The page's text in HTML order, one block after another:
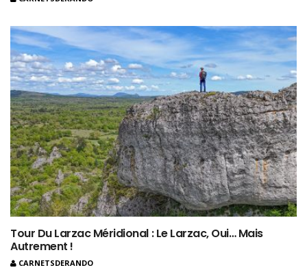
Tour Du Larzac Méridional : Le Larzac, Oui… Mais
Autrement !
CARNETSDERANDO